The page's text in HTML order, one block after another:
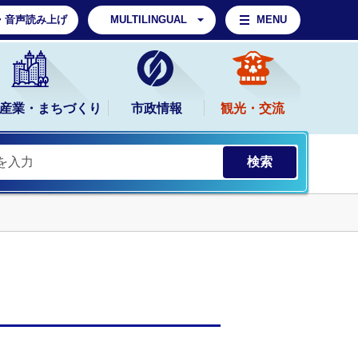
音声読み上げ MULTILINGUAL MENU
業・まちづくり 市政情報 観光・交流